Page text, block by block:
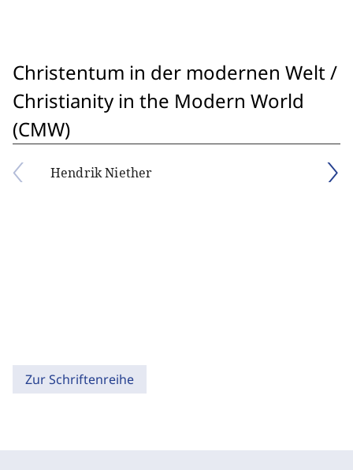
Christentum in der modernen Welt /
Christianity in the Modern World
(CMW)
Hendrik Niether
Zur Schriftenreihe